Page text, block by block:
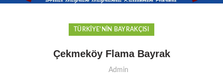
TÜRKIYE'NIN BAYRAKÇISI
Çekmeköy Flama Bayrak
Admin